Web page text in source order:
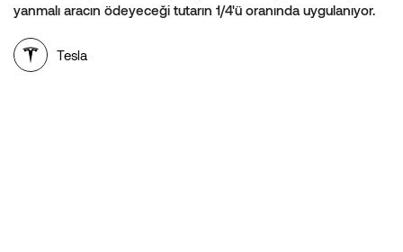
yanmalı aracın ödeyeceği tutarın 1/4'ü oranında uygulanıyor.
Tesla